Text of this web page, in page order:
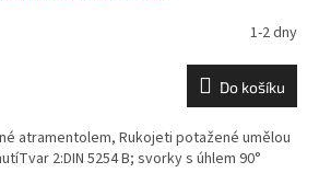
1-2 dny
Do košíku
atramentolem, Rukojeti potažené umělou
2:DIN 5254 B; svorky s úhlem 90°